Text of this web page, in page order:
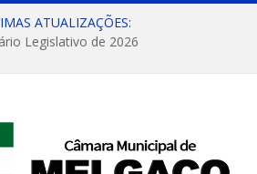
ATUALIZAÇÕES:
Legislativo de 2026